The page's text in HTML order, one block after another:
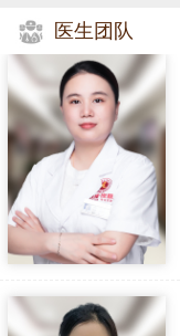
医生团队